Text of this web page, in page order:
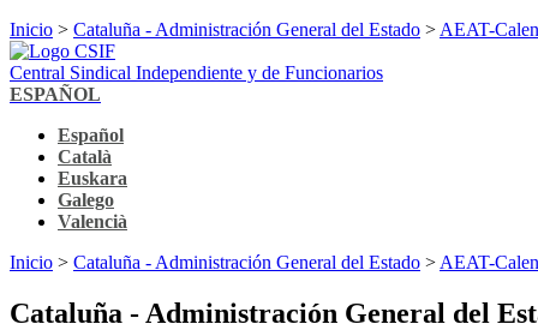
Inicio > Cataluña - Administración General del Estado > AEAT-
Central Sindical Independiente y de Funcionarios
ESPAÑOL
Español
Català
Euskara
Galego
Valencià
Inicio > Cataluña - Administración General del Estado > AEAT-
Cataluña - Administración General del